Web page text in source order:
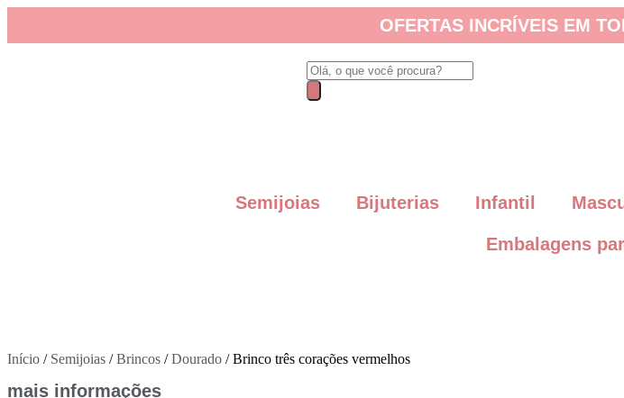
OFERTAS INCRÍVEIS EM
Semijoias Bijuterias Infantil
Embalagens
Início / Semijoias /Brincos /Dourado / Brinco três corações vermelhos
mais informações